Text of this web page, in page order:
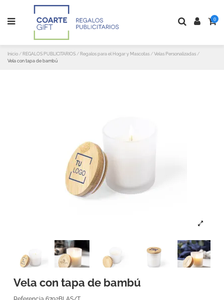
0
Inicio REGALOS PUBLICITARIOS Regalos para el Hogar y Mascotas
Velas Personalizadas
Vela con tapa de bambú
Vela con tapa de bambú